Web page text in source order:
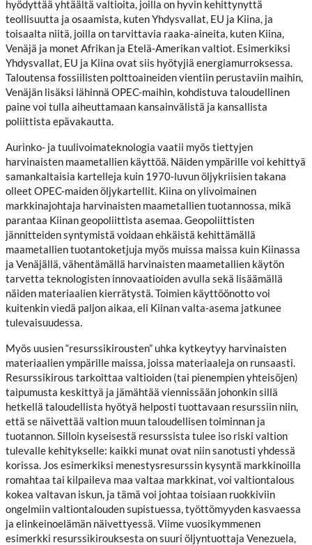
hyödyttää yhtäältä valtioita, joilla on hyvin kehittynyttä
teollisuutta ja osaamista, kuten Yhdysvallat, EU ja Kiina, ja
toisaalta niitä, joilla on tarvittavia raaka-aineita, kuten Kiina,
Venäjä ja monet Afrikan ja Etelä-Amerikan valtiot. Esimerkiksi
Yhdysvallat, EU ja Kiina ovat siis hyötyjiä energiamurroksessa.
Taloutensa fossiilisten polttoaineiden vientiin perustaviin maihin,
Venäjän lisäksi lähinnä OPEC-maihin, kohdistuva taloudellinen
paine voi tulla aiheuttamaan kansainvälistä ja kansallista
poliittista epävakautta.
Aurinko- ja tuulivoimateknologia vaatii myös tiettyjen
harvinaisten maametallien käyttöä. Näiden ympärille voi kehittyä
samankaltaisia kartelleja kuin 1970-luvun öljykriisien takana
olleet OPEC-maiden öljykartellit. Kiina on ylivoimainen
markkinajohtaja harvinaisten maametallien tuotannossa, mikä
parantaa Kiinan geopoliittista asemaa. Geopoliittisten
jännitteiden syntymistä voidaan ehkäistä kehittämällä
maametallien tuotantoketjuja myös muissa maissa kuin Kiinassa
ja Venäjällä, vähentämällä harvinaisten maametallien käytön
tarvetta teknologisten innovaatioiden avulla sekä lisäämällä
näiden materiaalien kierrätystä. Toimien käyttöönotto voi
kuitenkin viedä paljon aikaa, eli Kiinan valta-asema jatkunee
tulevaisuudessa.
Myös uusien “resurssikirousten” uhka kytkeytyy harvinaisten
materiaalien ympärille maissa, joissa materiaaleja on runsaasti.
Resurssikirous tarkoittaa valtioiden (tai pienempien yhteisöjen)
taipumusta keskittyä ja jämähtää viennissään johonkin sillä
hetkellä taloudellista hyötyä helposti tuottavaan resurssiin niin,
että se näivettää valtion muun taloudellisen toiminnan ja
tuotannon. Silloin kyseisestä resurssista tulee iso riski valtion
tulevalle kehitykselle: kaikki munat ovat niin sanotusti yhdessä
korissa. Jos esimerkiksi menestysresurssin kysyntä markkinoilla
romahtaa tai kilpaileva maa valtaa markkinat, voi valtiontalous
kokea valtavan iskun, ja tämä voi johtaa toisiaan ruokkiviin
ongelmiin valtiontalouden supistuessa, työttömyyden kasvaessa
ja elinkeinoelämän näivettyessä. Viime vuosikymmenen
esimerkki resurssikirouksesta on suuri öljyntuottaja Venezuela,